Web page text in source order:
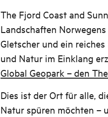
The Fjord Coast and
Landschaften
Gletscher und ein
und Natur im Einklang
Global Geopark – den
Dies ist der Ort für alle,
Natur spüren möchten –